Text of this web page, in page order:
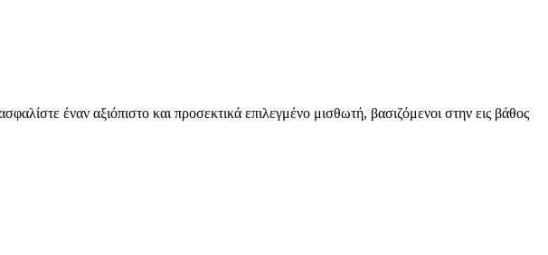
έναν αξιόπιστο και προσεκτικά επιλεγμένο μισθωτή, βασιζόμενοι στην εις βάθος